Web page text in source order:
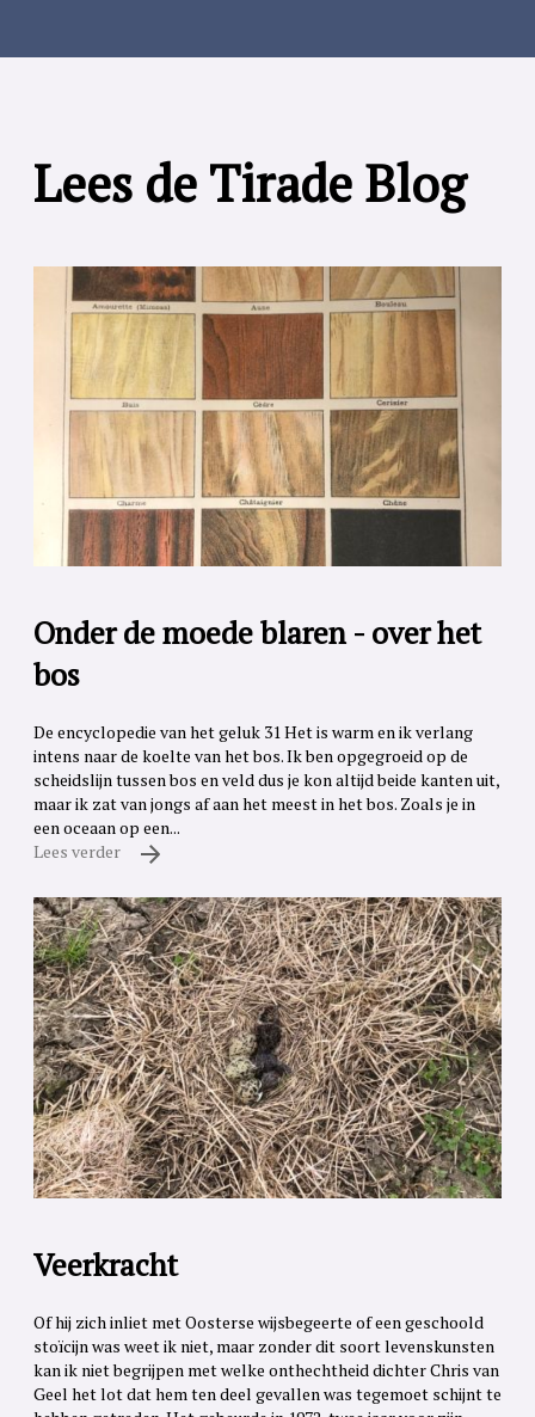
Lees de Tirade Blog
Onder de moede blaren - over het
bos
De encyclopedie van het geluk 31 Het is warm en ik verlang
intens naar de koelte van het bos. Ik ben opgegroeid op de
scheidslijn tussen bos en veld dus je kon altijd beide kanten uit,
maar ik zat van jongs af aan het meest in het bos. Zoals je in
een oceaan op een...
Lees verder
Veerkracht
Of hij zich inliet met Oosterse wijsbegeerte of een geschoold
stoïcijn was weet ik niet, maar zonder dit soort levenskunsten
kan ik niet begrijpen met welke onthechtheid dichter Chris van
Geel het lot dat hem ten deel gevallen was tegemoet schijnt te